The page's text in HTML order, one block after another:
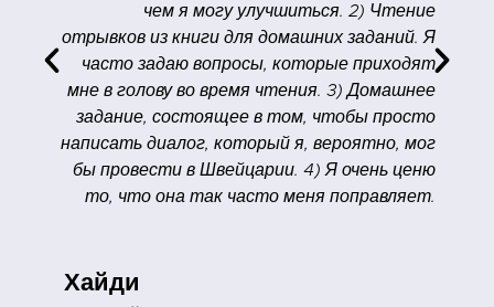
чем я могу улучшиться. 2) Чтение
отрывков из книги для домашних заданий. Я
часто задаю вопросы, которые приходят
мне в голову во время чтения. 3) Домашнее
задание, состоящее в том, чтобы просто
написать диалог, который я, вероятно, мог
бы провести в Швейцарии. 4) Я очень ценю
то, что она так часто меня поправляет.
Хайди